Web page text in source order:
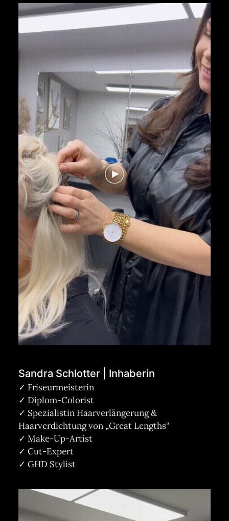
Sandra Schlotter | Inhaberin
✓ Friseurmeisterin
✓ Diplom-Colorist
✓ Spezialistin Haarverlängerung &
Haarverdichtung von „Great Lengths“
✓ Make-Up-Artist
✓ Cut-Expert
✓ GHD Stylist